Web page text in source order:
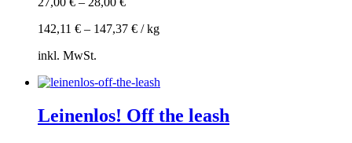
142,11 € – 147,37 € /kg
inkl. MwSt.
Leinenlos! Off the leash